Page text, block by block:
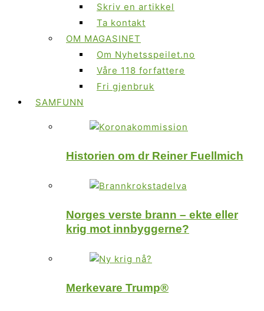
Skriv en artikkel
Ta kontakt
OM MAGASINET
Om Nyhetsspeilet.no
Våre 118 forfattere
Fri gjenbruk
SAMFUNN
Historien om dr Reiner Fuellmich
Norges verste brann – ekte eller
krig mot innbyggerne?
Merkevare Trump®